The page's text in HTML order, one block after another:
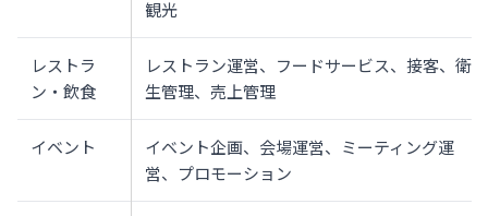
観光
レストラ
ン・飲食
レストラン運営、フードサービス、接客、衛
生管理、売上管理
イベント
イベント企画、会場運営、ミーティング運
営、プロモーション